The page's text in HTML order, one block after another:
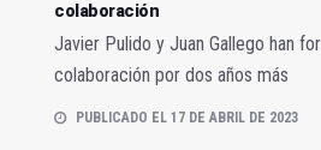
colaboración
Javier Pulido y Juan Gallego han
colaboración por dos años más
PUBLICADO EL 17 DE ABRIL DE 2023